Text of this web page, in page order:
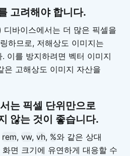
고려해야 합니다.
바이스에서는 더 많은 픽셀을
하므로, 저해상도 이미지는
이를 방지하려면 벡터 이미지
은 고해상도 이미지 자산을
는 픽셀 단위만으로
않는 것이 좋습니다.
rem, vw, vh, %와 같은 상대
면 크기에 유연하게 대응할 수